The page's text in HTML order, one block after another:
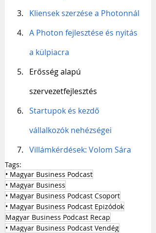
Kliensek szerzése a Photonnál
A Photon fejlesztése és nyitás
a külpiacra
Erősség alapú
szervezetfejlesztés
Startupok és kezdő
vállalkozók nehézségei
Villámkérdések: Volom Sára
Tags:
• Magyar Business Podcast
• Magyar Business
• Magyar Business Podcast Csoport
• Magyar Business Podcast Epizódok
Magyar Business Podcast Recap
• Magyar Business Podcast Vendég